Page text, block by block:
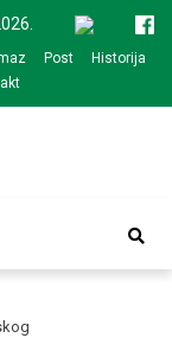
Post
Historija